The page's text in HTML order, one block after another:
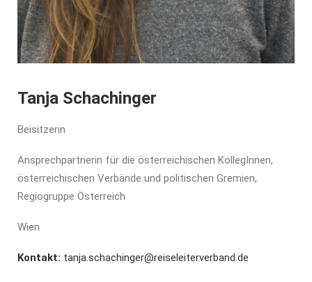
Tanja Schachinger
Beisitzerin
Ansprechpartnerin für die österreichischen KollegInnen,
österreichischen Verbände und politischen Gremien,
Regiogruppe Österreich
Wien
Kontakt: tanja.schachinger@reiseleiterverband.de